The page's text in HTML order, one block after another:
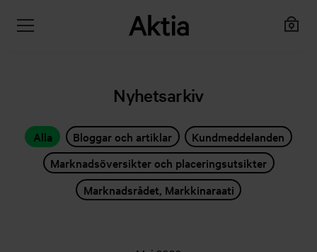
Nyhetsarkiv
Alla Bloggar och artiklar
Kundmeddelanden
Marknadsöversikter och placeringsutsikter
Marknadsrådet, Markkinaraati